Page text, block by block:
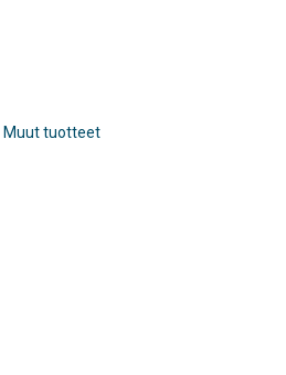
Muut tuotteet